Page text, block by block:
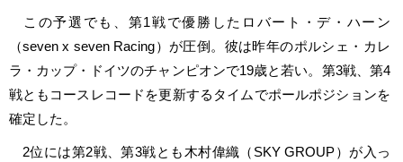
この予選でも、第1戦で優勝したロバート・デ・ハーン
（seven x seven Racing）が圧倒。彼は昨年のポルシェ・カレ
ラ・カップ・ドイツのチャンピオンで19歳と若い。第3戦、第4
戦ともコースレコードを更新するタイムでポールポジションを
確定した。
2位には第2戦、第3戦とも木村偉織（SKY GROUP）が入っ